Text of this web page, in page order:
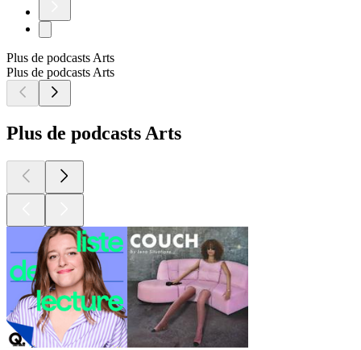
Plus de podcasts Arts
Plus de podcasts Arts
Plus de podcasts Arts